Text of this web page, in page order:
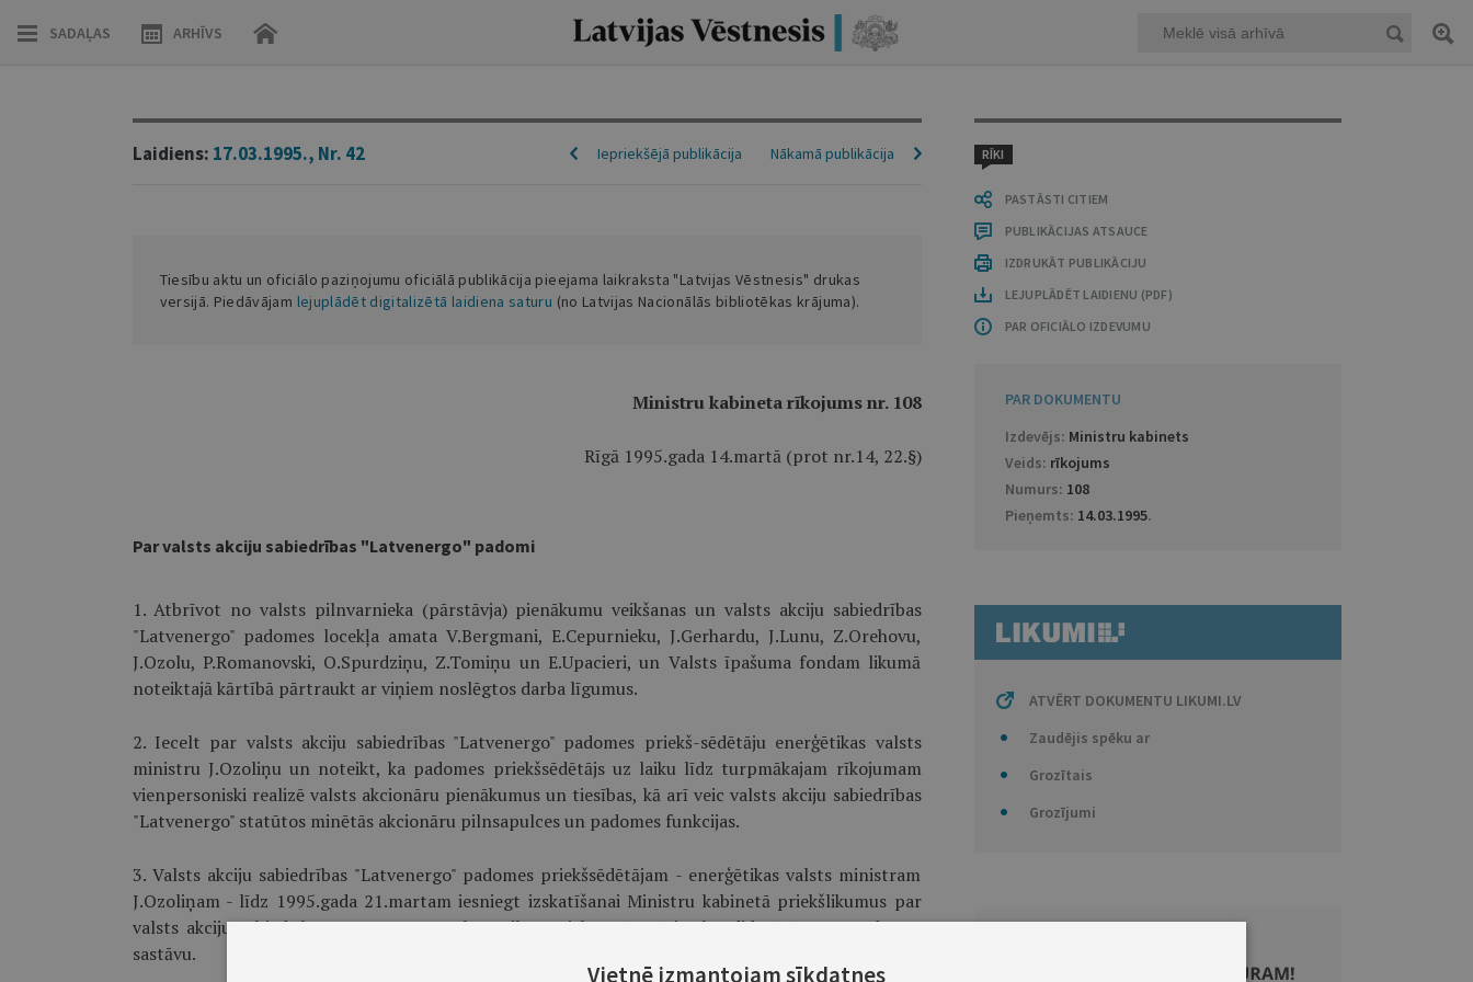
SADAĻAS ARHĪVS
RĪKI
PASTĀSTI CITIEM
PUBLIKĀCIJAS ATSAUCE
IZDRUKĀT PUBLIKĀCIJU
LEJUPLĀDĒT LAIDIENU (PDF)
PAR OFICIĀLO IZDEVUMU
PAR DOKUMENTU
Izdevējs: Ministru kabinets
Veids: rīkojums
Numurs: 108
Pieņemts: 14.03.1995.
ATVĒRT DOKUMENTU LIKUMI.LV
Zaudējis spēku ar
Grozītais
Grozījumi
Laidiens: 17.03.1995., Nr. 42 Nākamā publikācija
Iepriekšējā publikācija
Tiesību aktu un oficiālo paziņojumu oficiālā publikācija pieejama laikraksta "Latvijas Vēstnesis" drukas
versijā. Piedāvājam lejuplādēt digitalizētā laidiena saturu (no Latvijas Nacionālās bibliotēkas krājuma).
Ministru kabineta rīkojums nr. 108
Rīgā 1995.gada 14.martā (prot nr.14, 22.§)
Par valsts akciju sabiedrības "Latvenergo" padomi
1. Atbrīvot no valsts pilnvarnieka (pārstāvja) pienākumu veikšanas un valsts akciju sabiedrības
"Latvenergo" padomes locekļa amata V.Bergmani, E.Cepurnieku, J.Gerhardu, J.Lunu, Z.Orehovu,
J.Ozolu, P.Romanovski, O.Spurdziņu, Z.Tomiņu un E.Upacieri, un Valsts īpašuma fondam likumā
noteiktajā kārtībā pārtraukt ar viņiem noslēgtos darba līgumus.
2. Iecelt par valsts akciju sabiedrības "Latvenergo" padomes priekš-sēdētāju enerģētikas valsts
ministru J.Ozoliņu un noteikt, ka padomes priekšsēdētājs uz laiku līdz turpmākajam rīkojumam
vienpersoniski realizē valsts akcionāru pienākumus un tiesības, kā arī veic valsts akciju sabiedrības
"Latvenergo" statūtos minētās akcionāru pilnsapulces un padomes funkcijas.
3. Valsts akciju sabiedrības "Latvenergo" padomes priekšsēdētājam - enerģētikas valsts ministram
J.Ozoliņam - līdz 1995.gada 21.martam iesniegt izskatīšanai Ministru kabinetā priekšlikumus par
valsts akciju sabiedrības "Latvenergo" valsts pilnvarnieku (pārstāvju) kandidatūrām un padomes
sastāvu.
Vietnē izmantojam sīkdatnes